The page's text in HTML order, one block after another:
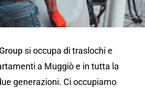
si occupa di traslochi e
a Muggiò e in tutta la
generazioni. Ci occupiamo